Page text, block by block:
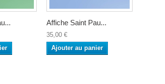
Affiche Saint Pau...
35,00 €
Ajouter au panier